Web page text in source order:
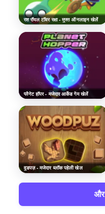
रश रॉयल टॉवर रक्षा - मुफ्त ऑनलाइन खेलें
प्लैनेट हॉपर - मजेदार आर्केड गेम खेलें
वुडपज़ - मजेदार ब्लॉक पहेली खेल